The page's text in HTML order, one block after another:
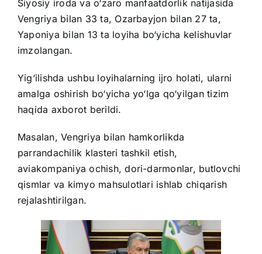
Siyosiy iroda va o‘zaro manfaatdorlik natijasida
Vengriya bilan 33 ta, Ozarbayjon bilan 27 ta,
Yaponiya bilan 13 ta loyiha bo‘yicha kelishuvlar
imzolangan.
Yig‘ilishda ushbu loyihalarning ijro holati, ularni
amalga oshirish bo‘yicha yo‘lga qo‘yilgan tizim
haqida axborot berildi.
Masalan, Vengriya bilan hamkorlikda
parrandachilik klasteri tashkil etish,
aviakompaniya ochish, dori-darmonlar, butlovchi
qismlar va kimyo mahsulotlari ishlab chiqarish
rejalashtirilgan.